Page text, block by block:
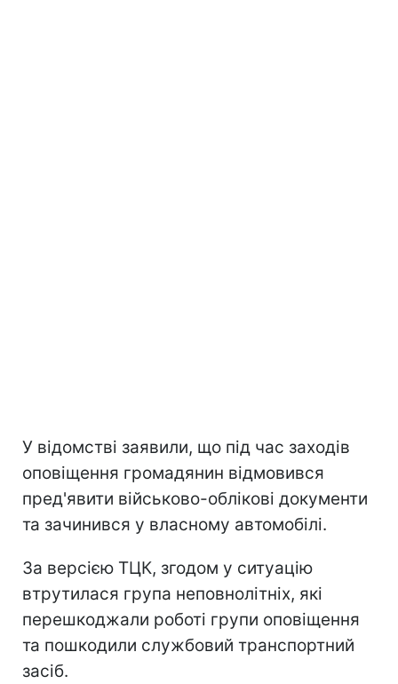
У відомстві заявили, що під час заходів
оповіщення громадянин відмовився
пред'явити військово-облікові документи
та зачинився у власному автомобілі.
За версією ТЦК, згодом у ситуацію
втрутилася група неповнолітніх, які
перешкоджали роботі групи оповіщення
та пошкодили службовий транспортний
засіб.